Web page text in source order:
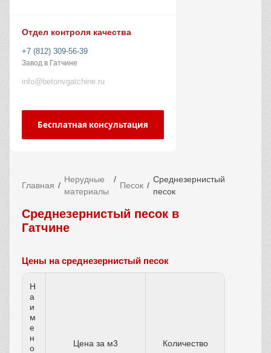
Отдел контроля качества
+7 (812) 309-56-39
Завод в Гатчине
info@betonvgatchine.ru
Бесплатная консультация
Главная
Нерудные
материалы
Песок
Среднезернистый
песок
Среднезернистый песок в
Гатчине
Цены на среднезернистый песок
Н
а
и
м
е
н
о
Цена за м3 Количество